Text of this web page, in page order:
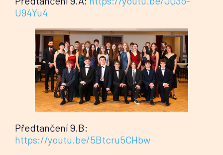
U94Yu4
Předtančení 9.B:
https://youtu.be/5Btcru5CHbw